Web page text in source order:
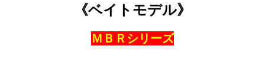
《ベイトモデル》
ＭＢＲシリーズ